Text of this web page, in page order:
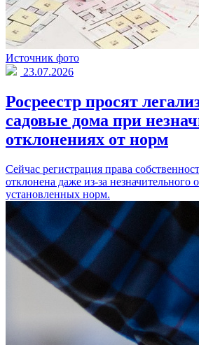
Источник фото
23.07.2026
Росреестр просят
садовые дома при
отклонениях от норм
Сейчас регистрация права
отклонена даже из-за незначительного
установленных норм.